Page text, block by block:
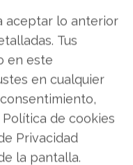
aceptar lo anterior
Tus
en este
en cualquier
de cookies
Privacidad
la pantalla.